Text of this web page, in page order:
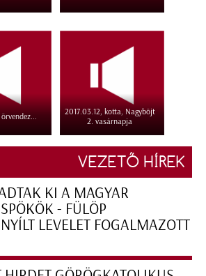
2017.03.12, kotta, Nagyböjt
2. vasárnapja
VEZETŐ HÍREK
KI A MAGYAR
- FÜLÖP
LEVELET FOGALMAZOTT